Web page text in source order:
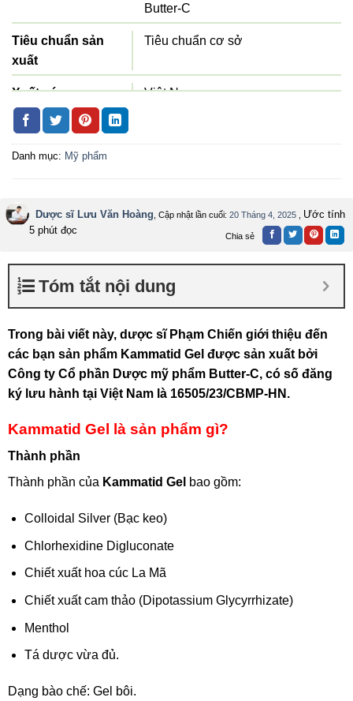
Butter-C
Tiêu chuẩn sản
xuất
Tiêu chuẩn cơ sở
Xuất xứ Việt Nam
Quy cách đóng gói
Hạn sử dụng
Danh mục: Mỹ phẩm
Dược sĩ Lưu Văn Hoàng , Cập nhật lần cuối: 20 Tháng 4, 2025
Ước tính
5 phút đọc
Chia sẻ
Tóm tắt nội dung
Trong bài viết này, dược sĩ Phạm Chiến giới thiệu đến
các bạn sản phẩm Kammatid Gel được sản xuất bởi
Công ty Cổ phần Dược mỹ phẩm Butter-C, có số đăng
ký lưu hành tại Việt Nam là 16505/23/CBMP-HN.
Kammatid Gel là sản phẩm gì?
Thành phần
Thành phần của Kammatid Gel bao gồm:
Colloidal Silver (Bạc keo)
Chlorhexidine Digluconate
Chiết xuất hoa cúc La Mã
Chiết xuất cam thảo (Dipotassium Glycyrrhizate)
Menthol
Tá dược vừa đủ.
Dạng bào chế: Gel bôi.